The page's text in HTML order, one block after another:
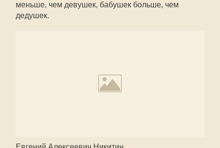
меньше, чем девушек, бабушек больше, чем
дедушек.